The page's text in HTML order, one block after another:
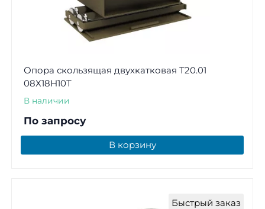
Опора скользящая двухкатковая Т20.01
08Х18Н10Т
В наличии
По запросу
В корзину
Быстрый заказ